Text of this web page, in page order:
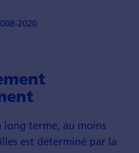
2020
terme, au moins
est déterminé par la